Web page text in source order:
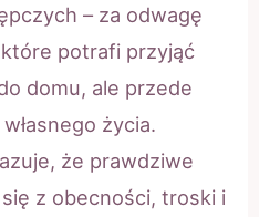
– za odwagę
potrafi przyjąć
domu, ale przede
życia.
że prawdziwe
z obecności, troski i